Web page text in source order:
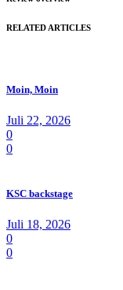
RELATED ARTICLES
Moin, Moin
Juli 22, 2026
0
0
KSC backstage
Juli 18, 2026
0
0